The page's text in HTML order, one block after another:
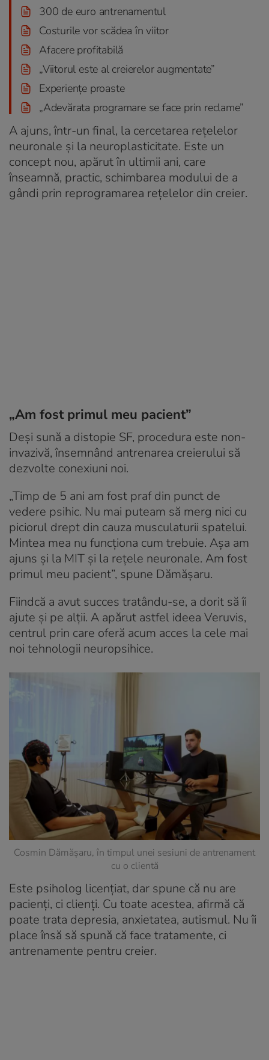
300 de euro antrenamentul
Costurile vor scădea în viitor
Afacere profitabilă
„Viitorul este al creierelor augmentate”
Experiențe proaste
„Adevărata programare se face prin reclame”
A ajuns, într-un final, la cercetarea rețelelor
neuronale și la neuroplasticitate. Este un
concept nou, apărut în ultimii ani, care
înseamnă, practic, schimbarea modului de a
gândi prin reprogramarea rețelelor din creier.
„Am fost primul meu pacient”
Deși sună a distopie SF, procedura este non-
invazivă, însemnând antrenarea creierului să
dezvolte conexiuni noi.
„Timp de 5 ani am fost praf din punct de
vedere psihic. Nu mai puteam să merg nici cu
piciorul drept din cauza musculaturii spatelui.
Mintea mea nu funcționa cum trebuie. Așa am
ajuns și la MIT și la rețele neuronale. Am fost
primul meu pacient”, spune Dămășaru.
Fiindcă a avut succes tratându-se, a dorit să îi
ajute și pe alții. A apărut astfel ideea Veruvis,
centrul prin care oferă acum acces la cele mai
noi tehnologii neuropsihice.
Cosmin Dămășaru, în timpul unei sesiuni de antrenament
cu o clientă
Este psiholog licențiat, dar spune că nu are
pacienți, ci clienți. Cu toate acestea, afirmă că
poate trata depresia, anxietatea, autismul. Nu îi
place însă să spună că face tratamente, ci
antrenamente pentru creier.